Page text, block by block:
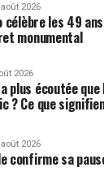
août 2026
célèbre les 49
monumental
2026
plus écoutée
? Ce que
août 2026
confirme sa